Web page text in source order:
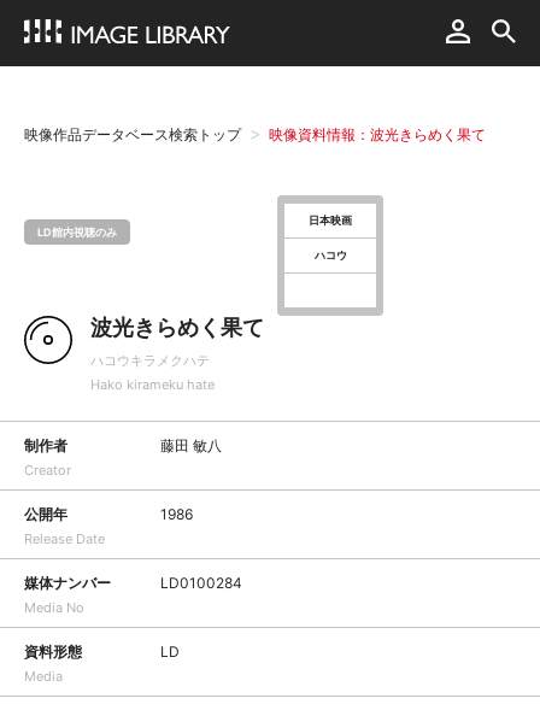
映像作品データベース検索トップ 映像資料情報：波光きらめく果て
LD館内視聴のみ
日本映画
ハコウ
波光きらめく果て
ハコウキラメクハテ
Hako kirameku hate
制作者
Creator
藤田 敏八
公開年
Release Date
1986
媒体ナンバー
Media No
LD0100284
資料形態
Media
LD